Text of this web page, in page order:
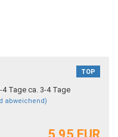
TOP
ca. 3-4 Tage
abweichend)